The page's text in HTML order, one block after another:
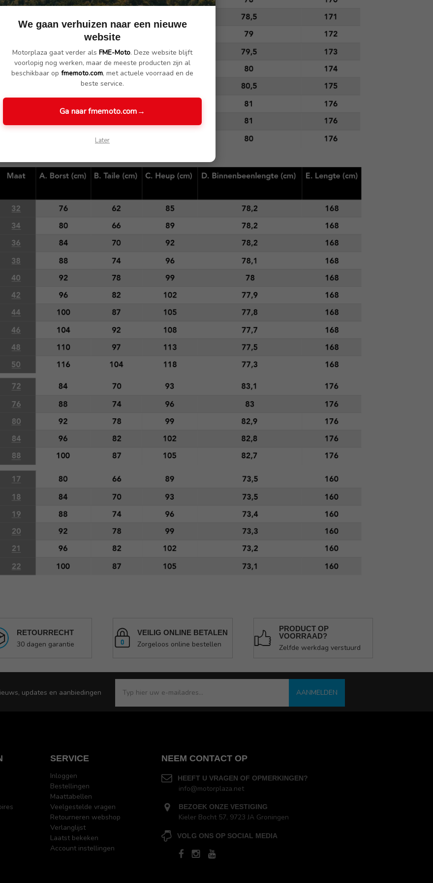
RETOURRECHT
30 dagen garantie
VEILIG ONLINE BETALEN
Zorgeloos online bestellen
PRODUCT OP
VOORRAAD?
Zelfde werkdag verstuurd
updates en aanbiedingen AANMELDEN
SERVICE
Inloggen
Bestellingen
Maattabellen
Veelgestelde vragen
Retourneren webshop
Verlanglijst
Laatst bekeken
Account instellingen
NEEM CONTACT OP
HEEFT U VRAGEN OF OPMERKINGEN?
info@motorplaza.net
BEZOEK ONZE VESTIGING
Kieler Bocht 57, 9723 JA Groningen
VOLG ONS OP SOCIAL MEDIA
We gaan verhuizen naar een nieuwe
website
Motorplaza gaat verder als FME-Moto. Deze website blijft
voorlopig nog werken, maar de meeste producten zijn al
beschikbaar op fmemoto.com, met actuele voorraad en de
beste service.
Ga naar fmemoto.com→
Later